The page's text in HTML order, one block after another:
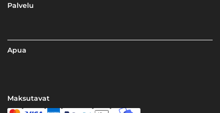
Palvelu
Apua
Maksutavat